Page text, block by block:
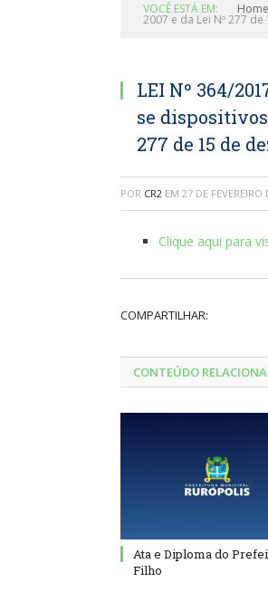
VOCÊ ESTÁ EM: Home
2007 e da Lei Nº 277
LEI Nº 364/
se dispositivos
277 de 15 de
POR CR2 EM 27 DE FEVEREIRO
Clique aqui para
COMPARTILHAR:
CONTEÚDO
Ata e Diploma do
Filho